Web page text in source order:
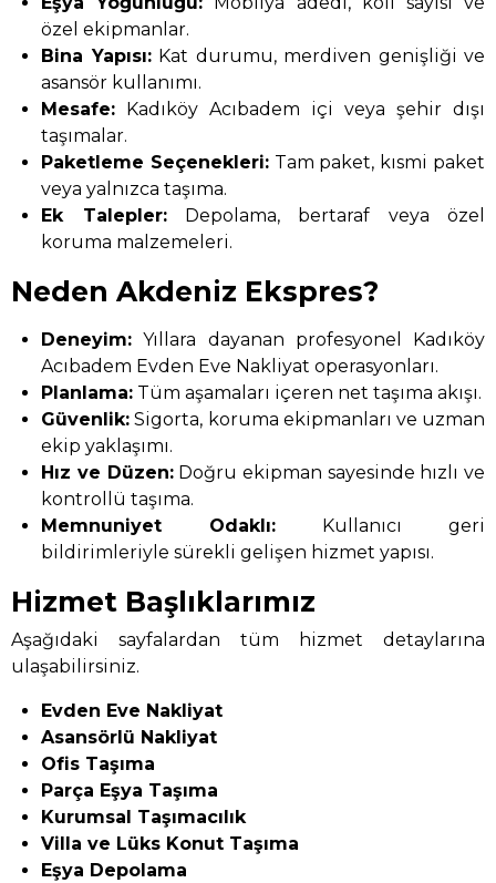
özel ekipmanlar.
Bina Yapısı:Kat durumu, merdiven genişliği ve
asansör kullanımı.
Mesafe: Kadıköy Acıbadem içi veya şehir dışı
taşımalar.
Paketleme Seçenekleri:Tam paket, kısmi paket
veya yalnızca taşıma.
Ek Talepler:Depolama, bertaraf veya özel
koruma malzemeleri.
Neden Akdeniz Ekspres?
Deneyim: Yıllara dayanan profesyonel Kadıköy
Acıbadem Evden Eve Nakliyat operasyonları.
Planlama: Tüm aşamaları içeren net taşıma akışı.
Güvenlik: Sigorta, koruma ekipmanları ve uzman
ekip yaklaşımı.
Hız ve Düzen:Doğru ekipman sayesinde hızlı ve
kontrollü taşıma.
Memnuniyet Odaklı: Kullanıcı geri
bildirimleriyle sürekli gelişen hizmet yapısı.
Hizmet Başlıklarımız
Aşağıdaki sayfalardan tüm hizmet detaylarına
ulaşabilirsiniz.
Evden Eve Nakliyat
Asansörlü Nakliyat
Ofis Taşıma
Parça Eşya Taşıma
Kurumsal Taşımacılık
Villa ve Lüks Konut Taşıma
Eşya Depolama